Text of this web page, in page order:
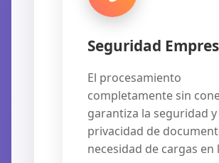
Seguridad
El procesamiento
completamente sin
garantiza la seguridad y
privacidad de
necesidad de cargas en